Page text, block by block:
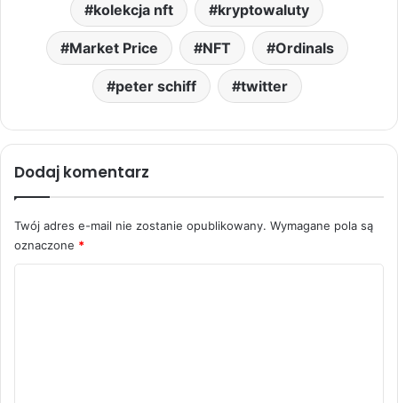
kolekcja nft kryptowaluty
Market Price NFT Ordinals
peter schiff twitter
Dodaj komentarz
Twój adres e-mail nie zostanie opublikowany. Wymagane pola są
oznaczone *